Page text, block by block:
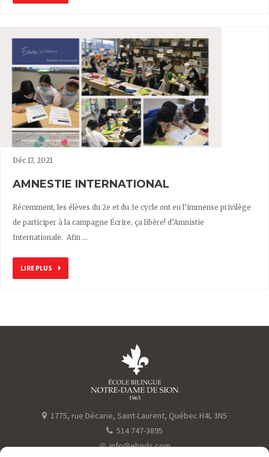
Déc 17, 2021
AMNESTIE INTERNATIONAL
Récemment, les élèves du 2e et du 3e cycle ont eu l’immense privilège
de participer à la campagne Écrire, ça libère! d’Amnistie
Internationale. Afin …
LIRE PLUS
1775, rue Décarie, Saint-Laurent, Québec H4L 3N5
514 747-3895
@info@ebnds.com